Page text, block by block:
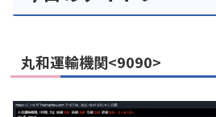
丸和運輸機関<9090>